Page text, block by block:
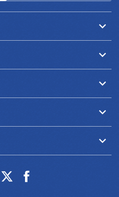
keyboard_arrow_down
keyboard_arrow_down
keyboard_arrow_down
keyboard_arrow_down
keyboard_arrow_down